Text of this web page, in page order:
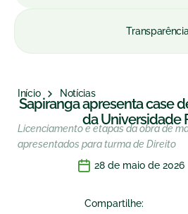
Transparência
Início Notícias
Sapiranga apresenta case
da Universidade
Licenciamento e etapas da obra de
apresentados para turma de Direito
28 de maio de 2026
Compartilhe: